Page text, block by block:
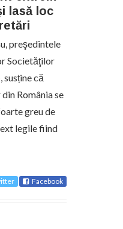
lasă loc
preşedintele
Societăţilor
susține că
România se
greu de
legile fiind
Facebook